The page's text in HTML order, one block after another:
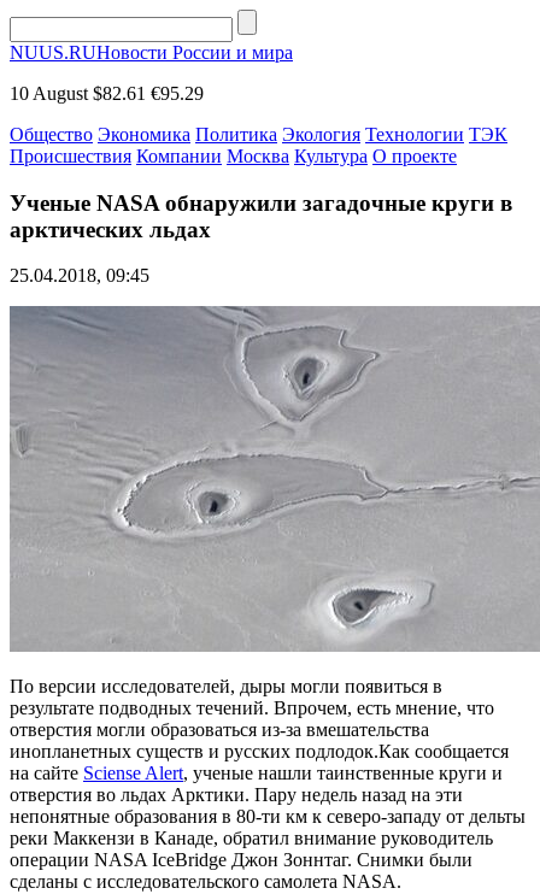
NUUS.RUНовости России и мира
10 August $82.61 €95.29
Общество Экономика Политика Экология Технологии ТЭК
Происшествия Компании Москва Культура О проекте
Ученые NASA обнаружили загадочные круги в
арктических льдах
25.04.2018, 09:45
По версии исследователей, дыры могли появиться в
результате подводных течений. Впрочем, есть мнение, что
отверстия могли образоваться из-за вмешательства
инопланетных существ и русских подлодок.Как сообщается
на сайте Sciense Alert, ученые нашли таинственные круги и
отверстия во льдах Арктики. Пару недель назад на эти
непонятные образования в 80-ти км к северо-западу от дельты
реки Маккензи в Канаде, обратил внимание руководитель
операции NASA IceBridge Джон Зоннтаг. Снимки были
сделаны с исследовательского самолета NASA.